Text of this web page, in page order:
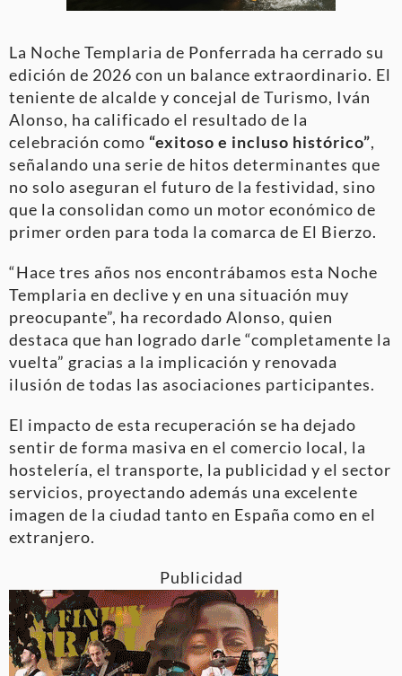
La Noche Templaria de Ponferrada ha cerrado su
edición de 2026 con un balance extraordinario. El
teniente de alcalde y concejal de Turismo, Iván
Alonso, ha calificado el resultado de la
celebración como “exitoso e incluso histórico”,
señalando una serie de hitos determinantes que
no solo aseguran el futuro de la festividad, sino
que la consolidan como un motor económico de
primer orden para toda la comarca de El Bierzo.
“Hace tres años nos encontrábamos esta Noche
Templaria en declive y en una situación muy
preocupante”, ha recordado Alonso, quien
destaca que han logrado darle “completamente la
vuelta” gracias a la implicación y renovada
ilusión de todas las asociaciones participantes.
El impacto de esta recuperación se ha dejado
sentir de forma masiva en el comercio local, la
hostelería, el transporte, la publicidad y el sector
servicios, proyectando además una excelente
imagen de la ciudad tanto en España como en el
extranjero.
Publicidad